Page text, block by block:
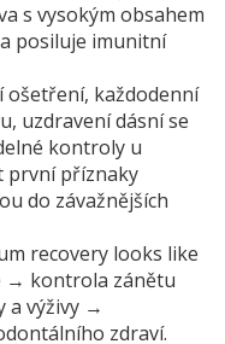
s vysokým obsahem
posiluje imunitní
každodenní
uzdravení dásní se
kontroly u
první příznaky
do závažnějších
recovery looks like
→ kontrola zánětu
a výživy →
zdraví.